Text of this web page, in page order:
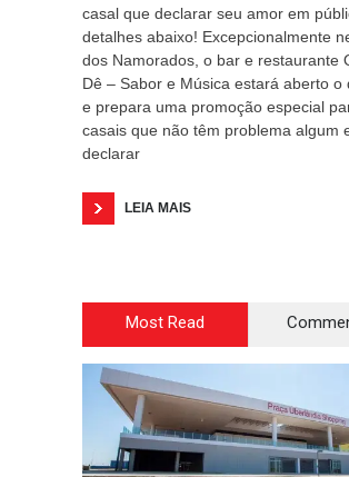
casal que declarar seu amor em
detalhes abaixo! Excepcionalmente
dos Namorados, o bar e restaurante
Dê – Sabor e Música estará aberto o
e prepara uma promoção especial
casais que não têm problema algum
declarar
LEIA MAIS
Most Read